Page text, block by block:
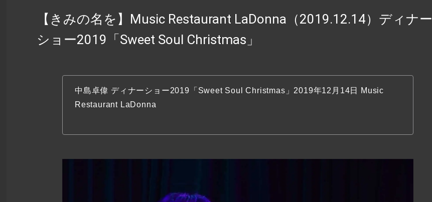
【きみの名を】Music Restaurant LaDonna（2019.12.14）ディナー
ショー2019「Sweet Soul Christmas」
中島卓偉 ディナーショー2019「Sweet Soul Christmas」 2019年12月14日 Music
Restaurant LaDonna